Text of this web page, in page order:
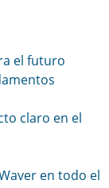
el futuro
claro en el
en todo el